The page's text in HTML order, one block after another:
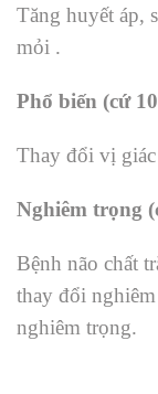
Tăng huyết áp,
mỏi .
Phổ biến (cứ
Thay đổi vị
Nghiêm trọng
Bệnh não chất
thay đổi
nghiêm trọng.